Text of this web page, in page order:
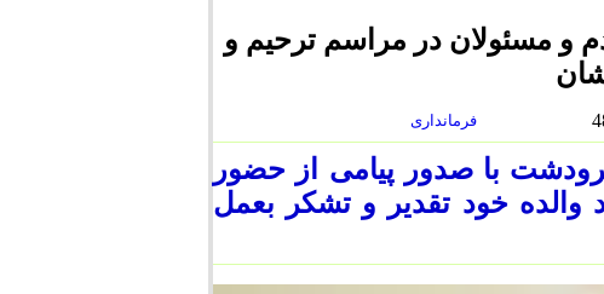
و مسئولان در مراسم ترحیم و
با صدور پیامی از حضور
والده خود تقدیر و تشکر بعمل